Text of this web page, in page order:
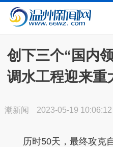
创下三个“国内
调水工程迎来重
潮新闻 2023-05-19 10:06:12
历时50天，最终攻克